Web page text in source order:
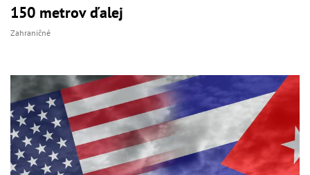
150 metrov ďalej
Zahraničné